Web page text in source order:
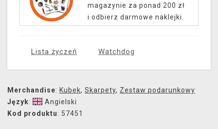
magazynie za ponad 200 zł
i odbierz darmowe naklejki.
Lista życzeń Watchdog
Merchandise: Kubek, Skarpety, Zestaw podarunkowy
Język:
Angielski
Kod produktu: 57451